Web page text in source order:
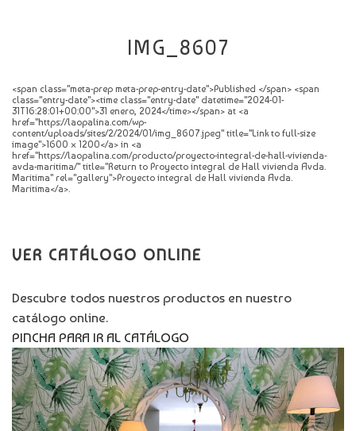
IMG_8607
<span class="meta-prep meta-prep-entry-date">Published </span> <span
class="entry-date"><time class="entry-date" datetime="2024-01-
31T16:28:01+00:00">31 enero, 2024</time></span> at <a
href="https://laopalina.com/wp-
content/uploads/sites/2/2024/01/img_8607.jpeg" title="Link to full-size
image">1600 × 1200</a> in <a
href="https://laopalina.com/producto/proyecto-integral-de-hall-vivienda-
avda-maritima/" title="Return to Proyecto integral de Hall vivienda Avda.
Maritima" rel="gallery">Proyecto integral de Hall vivienda Avda.
Maritima</a>.
VER CATÁLOGO ONLINE
Descubre todos nuestros productos en nuestro
catálogo online.
PINCHA PARA IR AL CATÁLOGO